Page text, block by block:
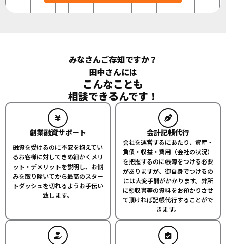
みなさんご存知ですか？
田中さんには
こんなことも
相談できるんです！
創業融資サポート
融資を受けるのに不安を抱えてい
るお客様に対してきめ細かくメリ
ット・デメリットを説明し、お悩
みを取り除いてから最高のスター
トダッシュを切れるようお手伝い
致します。
会計記帳代行
会社を運営するにあたり、資産・
負債・収益・費用（会社の状況）
を把握するのに帳簿をつける必要
がありますが、御自身でつけるの
には大変手間がかかります。弊所
に領収書等の資料をお預かりさせ
て頂ければ記帳代行することがで
きます。